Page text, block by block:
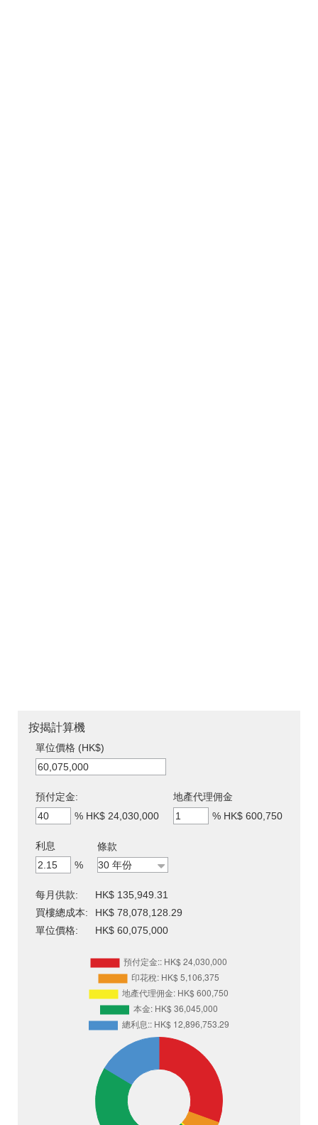
按揭計算機
單位價格 (HK$)
預付定金:
% HK$ 24,030,000
地產代理佣金
% HK$ 600,750
利息
%
條款
每月供款:
HK$ 135,949.31
買樓總成本:
HK$ 78,078,128.29
單位價格:
HK$ 60,075,000